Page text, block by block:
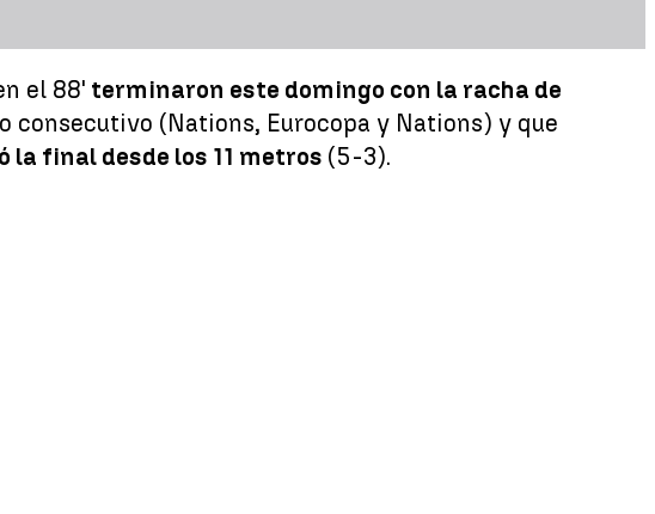
el 88' terminaron este domingo con la racha de
consecutivo (Nations, Eurocopa y Nations) y que
la final desde los 11 metros (5-3).